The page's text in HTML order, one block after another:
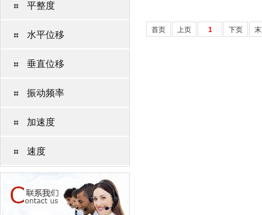
平整度
水平位移
垂直位移
振动频率
加速度
速度
首页 上页 1 下页